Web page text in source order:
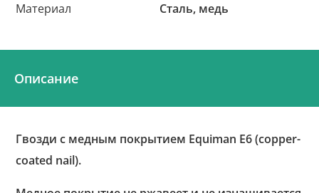
Материал Сталь, медь
Описание
Гвозди с медным покрытием Equiman Е6 (copper-
coated nail).